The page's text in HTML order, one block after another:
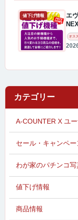
値下げ情報
エ
オス
カテゴリー
A-COUNTER X ユ
セール・キャンペー
わが家のパチンコ
値下げ情報
商品情報